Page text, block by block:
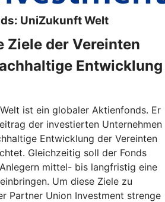
UniZukunft Welt
Ziele der Vereinten
Entwicklung
ist ein globaler Aktienfonds. Er
der investierten Unternehmen
Entwicklung der Vereinten
Gleichzeitig soll der Fonds
mittel- bis langfristig eine
Um diese Ziele zu
Partner Union Investment strenge